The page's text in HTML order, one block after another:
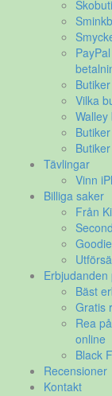
Vilka
Tävlingar
Vinn
Billiga saker
Från
Bäst
Gratis
Rea
online
Black
Recensioner
Kontakt